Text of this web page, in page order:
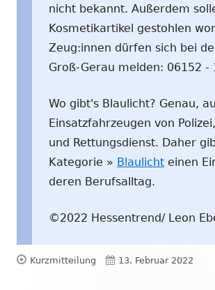
nicht bekannt. Außerdem
Kosmetikartikel gestohlen
Zeug:innen dürfen sich bei
Groß-Gerau melden: 06152 -
Wo gibt's Blaulicht? Genau,
Einsatzfahrzeugen von
und Rettungsdienst. Daher
Kategorie » Blaulicht einen
deren Berufsalltag.
©2022 Hessentrend/ Leon
Format
Kurzmitteilung Veröffentlicht
13. Februar 2022